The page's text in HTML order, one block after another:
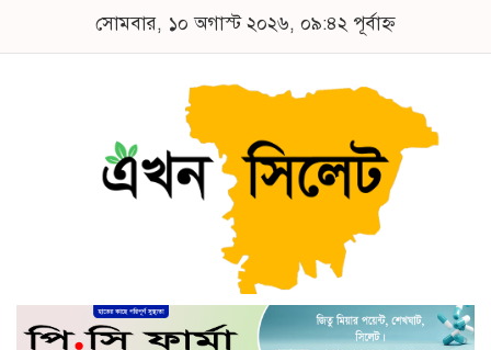
সোমবার, ১০ অগাস্ট ২০২৬, ০৯:৪২ পূর্বাহ্ন